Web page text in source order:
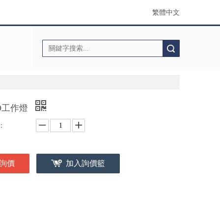
繁體中文
作燈
價 加入詢價籃